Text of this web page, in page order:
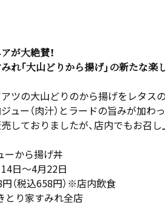
が大絶賛！
れ「大山どりから揚げ」の新たな楽
ツの大山どりのから揚げをレタス
ュー（肉汁）とラードの旨みが加わ
しておりましたが、店内でもお召
ーから揚げ丼
日～4月22日
円（税込658円）※店内飲食
とり家すみれ全店